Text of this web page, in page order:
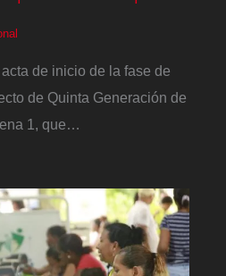
de inicio de la fase de
de Quinta Generación de
1, que…